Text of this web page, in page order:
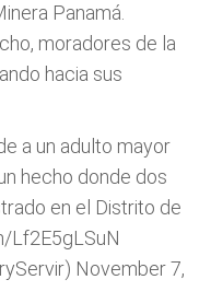
Panamá.
moradores de la
hacia sus
a un adulto mayor
hecho donde dos
en el Distrito de
Lf2E5gLSuN
November 7,